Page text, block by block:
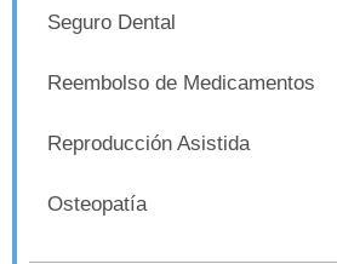
Seguro Dental
Reembolso de Medicamentos
Reproducción Asistida
Osteopatía